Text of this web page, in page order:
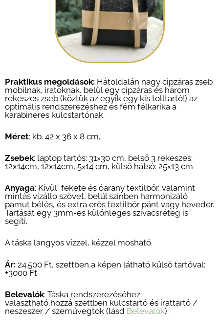
Praktikus megoldások: Hátoldalán nagy cipzáras zseb
mobilnak, iratoknak, belül egy cipzáras és három
rekeszes zseb (köztük az egyik egy kis tolltartó!) az
optimális rendszerezéshez és fém félkarika a
karabineres kulcstartónak.
Méret: kb. 42 x 36 x 8 cm,
Zsebek: laptop tartós: 31×30 cm, belső 3 rekeszes:
12x14cm, 12x14cm, 5×14 cm, külső hátsó: 25×13 cm
Anyaga: Kívül fekete és óarany textilbőr, valamint
mintás vízálló szövet, belül színben harmonizáló
pamut bélés, és extra erős textilbőr pánt vagy heveder.
Tartását egy 3mm-es különleges szivacsréteg is
segíti.
A táska langyos vízzel, kézzel mosható.
Ár: 24.500 Ft, szettben a képen látható külső tartóval:
+3000 Ft
Belevalók: Táska rendszerezéséhez
választható hozzá szettben kulcstartó és irattartó /
neszeszer / szemüvegtok (lásd Belevalók).